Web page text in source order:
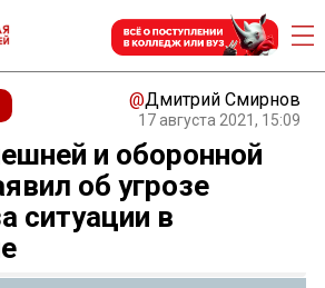
@Дмитрий Смирнов
17 августа 2021, 15:09
и оборонной
об угрозе
ситуации в